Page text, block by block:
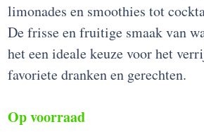
limonades en smoothies tot
De frisse en fruitige smaak van
het een ideale keuze voor het
favoriete dranken en gerechten.
Op voorraad